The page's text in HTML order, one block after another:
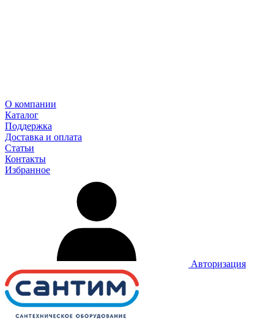
О компании
Каталог
Поддержка
Доставка и оплата
Статьи
Контакты
Избранное
Авторизация